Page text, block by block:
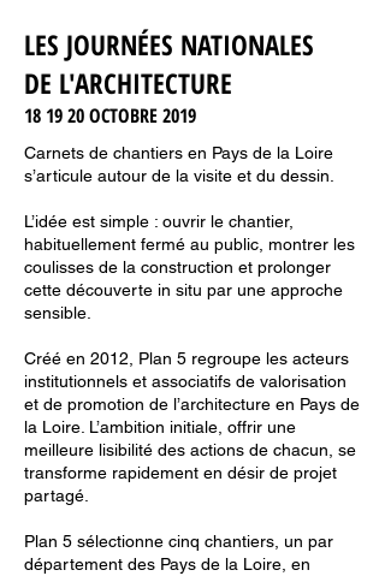
LES JOURNÉES NATIONALES
DE L'ARCHITECTURE
18 19 20 OCTOBRE 2019
Carnets de chantiers en Pays de la Loire
s’articule autour de la visite et du dessin.
L’idée est simple : ouvrir le chantier,
habituellement fermé au public, montrer les
coulisses de la construction et prolonger
cette découverte in situ par une approche
sensible.
Créé en 2012, Plan 5 regroupe les acteurs
institutionnels et associatifs de valorisation
et de promotion de l’architecture en Pays de
la Loire. L’ambition initiale, offrir une
meilleure lisibilité des actions de chacun, se
transforme rapidement en désir de projet
partagé.
Plan 5 sélectionne cinq chantiers, un par
département des Pays de la Loire, en